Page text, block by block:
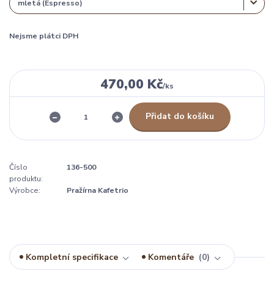
Nejsme plátci DPH
470,00 Kč/ks
Přidat do košíku
Číslo
produktu:
136-500
Výrobce: Pražírna Kafetrio
Kompletní specifikace Komentáře 0